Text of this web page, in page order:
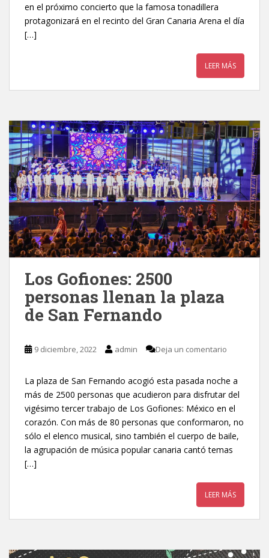
en el próximo concierto que la famosa tonadillera
protagonizará en el recinto del Gran Canaria Arena el día
[…]
LEER MÁS
Los Gofiones: 2500
personas llenan la plaza
de San Fernando
9 diciembre, 2022 admin Deja un comentario
La plaza de San Fernando acogió esta pasada noche a
más de 2500 personas que acudieron para disfrutar del
vigésimo tercer trabajo de Los Gofiones: México en el
corazón. Con más de 80 personas que conformaron, no
sólo el elenco musical, sino también el cuerpo de baile,
la agrupación de música popular canaria cantó temas
[…]
LEER MÁS